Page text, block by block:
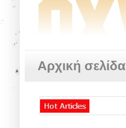
Αρχική σελίδα